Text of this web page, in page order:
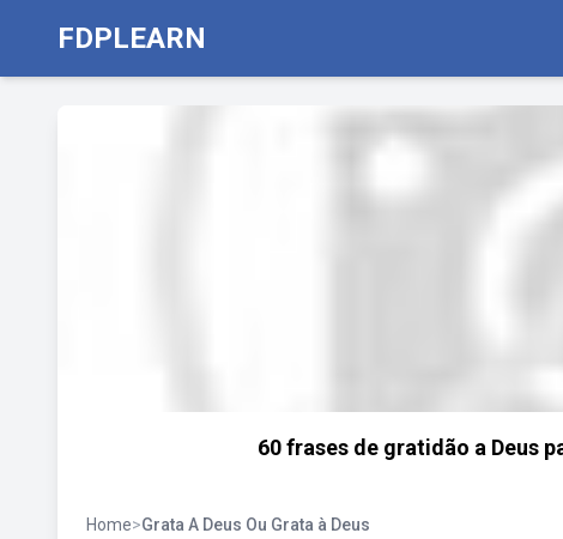
FDPLEARN
60 frases de gratidão a Deus
Home>Grata A Deus Ou Grata à Deus